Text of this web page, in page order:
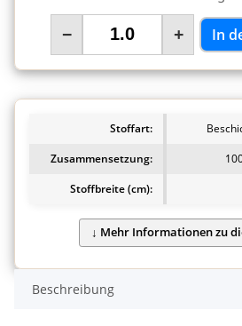
− + In
Stoffart:
Zusammensetzung:
Stoffbreite (cm):
Beschreibung